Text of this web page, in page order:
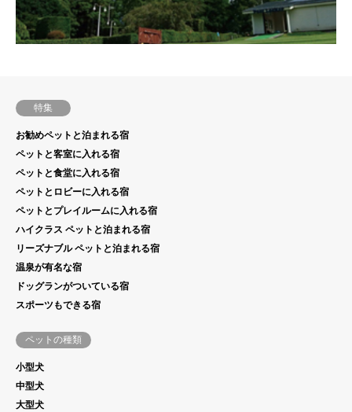
特集
お勧めペットと泊まれる宿
ペットと客室に入れる宿
ペットと食堂に入れる宿
ペットとロビーに入れる宿
ペットとプレイルームに入れる宿
ハイクラス ペットと泊まれる宿
リーズナブル ペットと泊まれる宿
温泉が有名な宿
ドッグランがついている宿
スポーツもできる宿
ペットの種類
小型犬
中型犬
大型犬